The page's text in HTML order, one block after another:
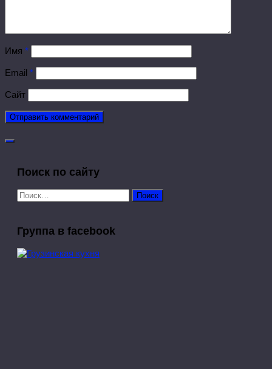
Имя *
Email *
Сайт
Поиск по сайту
Найти:
Группа в facebook